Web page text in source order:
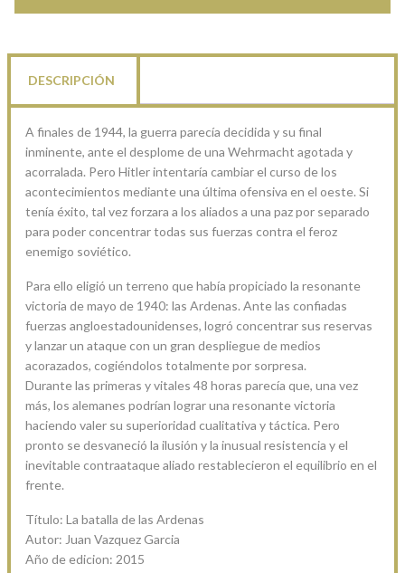
DESCRIPCIÓN
A finales de 1944, la guerra parecía decidida y su final
inminente, ante el desplome de una Wehrmacht agotada y
acorralada. Pero Hitler intentaría cambiar el curso de los
acontecimientos mediante una última ofensiva en el oeste. Si
tenía éxito, tal vez forzara a los aliados a una paz por separado
para poder concentrar todas sus fuerzas contra el feroz
enemigo soviético.
Para ello eligió un terreno que había propiciado la resonante
victoria de mayo de 1940: las Ardenas. Ante las confiadas
fuerzas angloestadounidenses, logró concentrar sus reservas
y lanzar un ataque con un gran despliegue de medios
acorazados, cogiéndolos totalmente por sorpresa.
Durante las primeras y vitales 48 horas parecía que, una vez
más, los alemanes podrían lograr una resonante victoria
haciendo valer su superioridad cualitativa y táctica. Pero
pronto se desvaneció la ilusión y la inusual resistencia y el
inevitable contraataque aliado restablecieron el equilibrio en el
frente.
Título: La batalla de las Ardenas
Autor: Juan Vazquez Garcia
Año de edicion: 2015